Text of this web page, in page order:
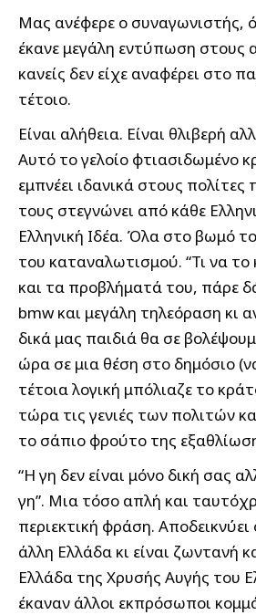
Μας ανέφερε ο συναγωνιστής,
έκανε μεγάλη εντύπωση στους
κανείς δεν είχε αναφέρει στο
τέτοιο.
Είναι αλήθεια. Είναι θλιβερή
Αυτό το γελοίο φτιασιδωμένο
εμπνέει ιδανικά στους
τους στεγνώνει από κάθε
Ελληνική Ιδέα. Όλα στο βωμό
του καταναλωτισμού. “Τι να το
και τα προβλήματά του, πάρε
bmw και μεγάλη τηλεόραση κι
δικά μας παιδιά θα σε
ώρα σε μια θέση στο δημόσιο
τέτοια λογική μπόλιαζε το
τώρα τις γενιές των πολιτών
το σάπιο φρούτο της
“Η γη δεν είναι μόνο δική σας
γη”. Μια τόσο απλή και
περιεκτική φράση. Αποδεικνύει
άλλη Ελλάδα κι είναι ζωντανή
Ελλάδα της Χρυσής Αυγής του
έκαναν άλλοι εκπρόσωποι